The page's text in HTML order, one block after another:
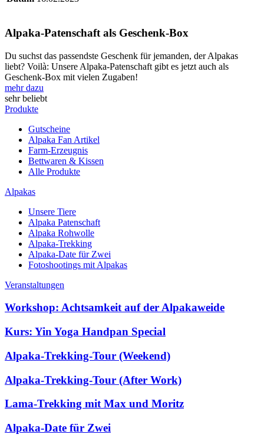
Alpaka-Patenschaft als Geschenk-Box
Du suchst das passendste Geschenk für jemanden, der Alpakas
liebt? Voilà: Unsere Alpaka-Patenschaft gibt es jetzt auch als
Geschenk-Box mit vielen Zugaben!
mehr dazu
sehr beliebt
Produkte
Gutscheine
Alpaka Fan Artikel
Farm-Erzeugnis
Bettwaren & Kissen
Alle Produkte
Alpakas
Unsere Tiere
Alpaka Patenschaft
Alpaka Rohwolle
Alpaka-Trekking
Alpaka-Date für Zwei
Fotoshootings mit Alpakas
Veranstaltungen
Workshop: Achtsamkeit auf der Alpakaweide
Kurs: Yin Yoga Handpan Special
Alpaka-Trekking-Tour (Weekend)
Alpaka-Trekking-Tour (After Work)
Lama-Trekking mit Max und Moritz
Alpaka-Date für Zwei